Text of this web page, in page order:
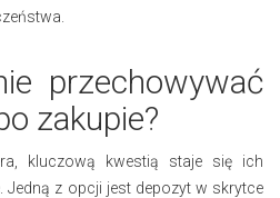
przechowywać
zakupie?
kluczową kwestią staje się ich
Jedną z opcji jest depozyt w skrytce